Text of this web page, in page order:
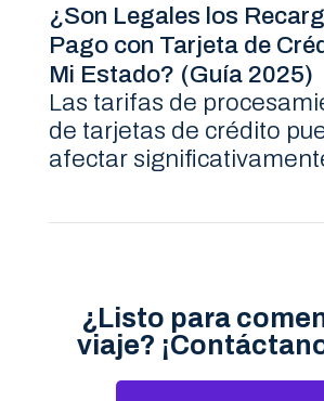
¿Son Legales los
Pago con Tarjeta de
Mi Estado? (Guía 2025)
Las tarifas de
de tarjetas de crédito
afectar
¿Listo para
viaje?